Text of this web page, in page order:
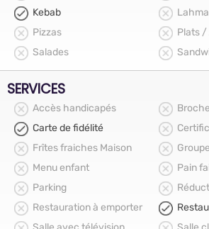
Kebab
Pizzas
Plats /
Salades
SERVICES
Accès handicapés
Carte de fidélité
Frîtes fraiches Maison
Menu enfant
Pain
Parking
Restauration à emporter